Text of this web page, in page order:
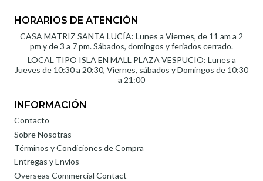
HORARIOS DE ATENCIÓN
CASA MATRIZ SANTA LUCÍA: Lunes a Viernes, de 11 am a 2
pm y de 3 a 7 pm. Sábados, domingos y feriados cerrado.
LOCAL TIPO ISLA EN MALL PLAZA VESPUCIO: Lunes a
Jueves de 10:30 a 20:30, Viernes, sábados y Domingos de 10:30
a 21:00
INFORMACIÓN
Contacto
Sobre Nosotras
Términos y Condiciones de Compra
Entregas y Envíos
Overseas Commercial Contact